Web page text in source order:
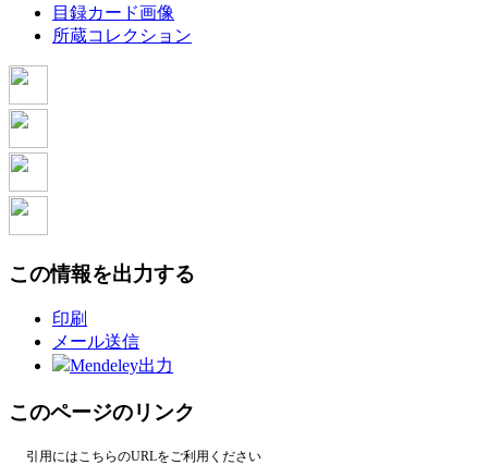
目録カード画像
所蔵コレクション
この情報を出力する
印刷
メール送信
Mendeley出力
このページのリンク
引用にはこちらのURLをご利用ください